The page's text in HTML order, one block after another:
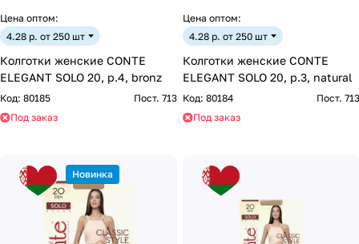
Цена оптом:
4.28 р. от 250 шт
Колготки женские CONTE
ELEGANT SOLO 20, р.4, bronz
Код: 80185
Пост. 713
Под заказ
Цена оптом:
4.28 р. от 250 шт
Колготки женские CONTE
ELEGANT SOLO 20, р.3, natural
Код: 80184
Пост. 713
Под заказ
Новинка